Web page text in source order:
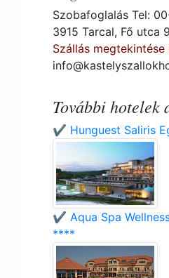
Szobafoglalás Tel:
3915 Tarcal, Fő utca
Szállás
További hotelek
✔️ Hunguest Saliris
✔️ Aqua Spa
****